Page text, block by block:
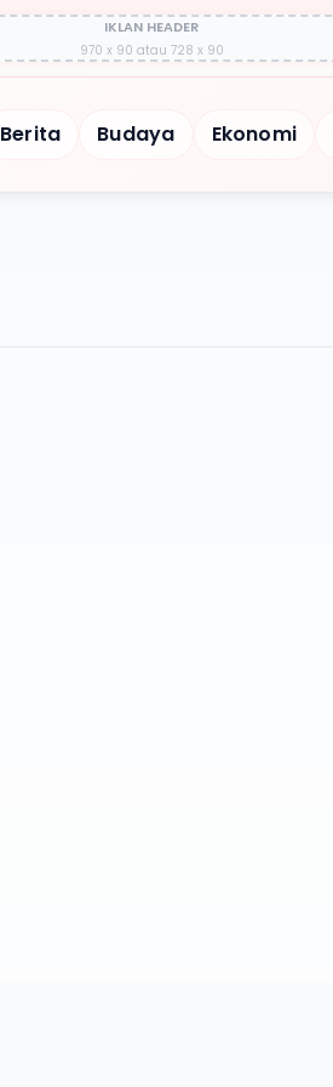
IKLAN HEADER
970 x 90 atau 728 x 90
Berita Budaya Ekonomi